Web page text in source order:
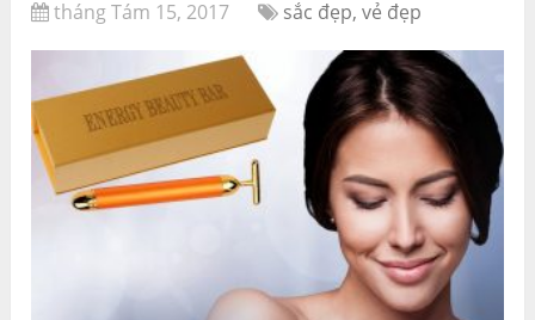
tháng Tám 15, 2017 sắc đẹp, vẻ đẹp